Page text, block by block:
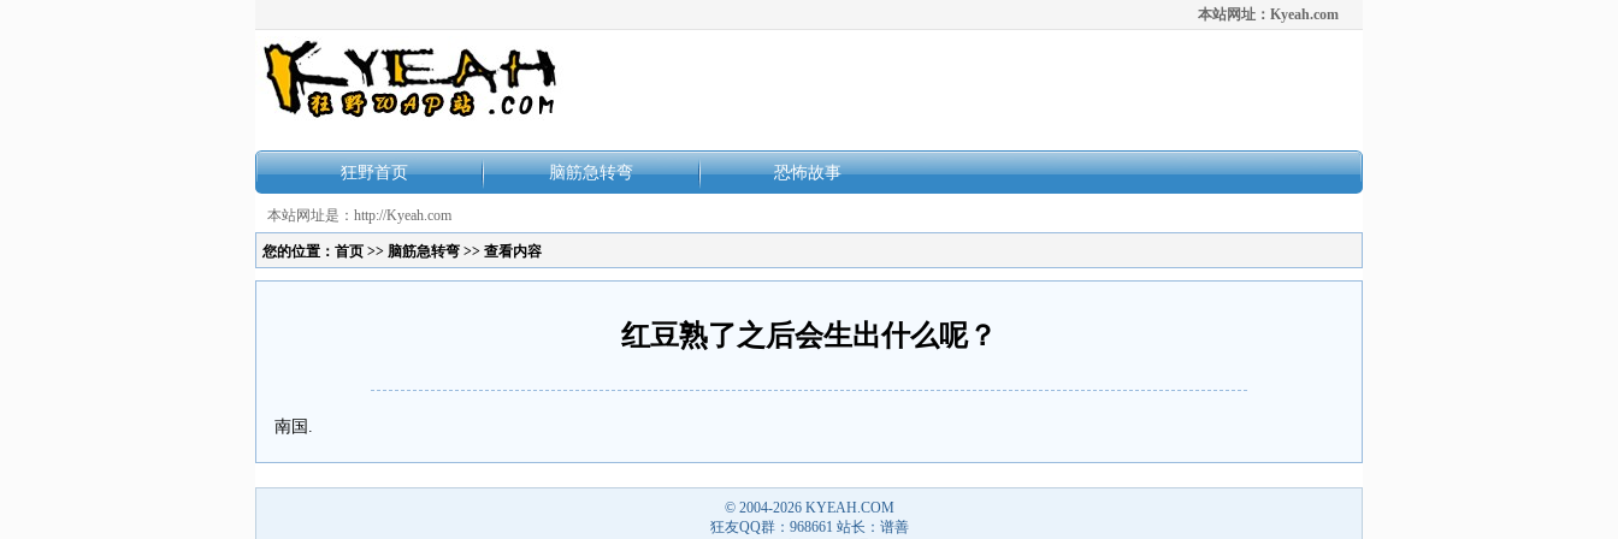
本站网址：Kyeah.com
狂野首页 脑筋急转弯 恐怖故事
本站网址是：http://Kyeah.com
您的位置： 首页 >> 脑筋急转弯 >> 查看内容
红豆熟了之后会生出什么呢？
南国.
© 2004-2026 KYEAH.COM
狂友QQ群：968661 站长：谱善